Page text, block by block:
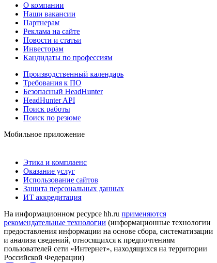
О компании
Наши вакансии
Партнерам
Реклама на сайте
Новости и статьи
Инвесторам
Кандидаты по профессиям
Производственный календарь
Требования к ПО
Безопасный HeadHunter
HeadHunter API
Поиск работы
Поиск по резюме
Мобильное приложение
Этика и комплаенс
Оказание услуг
Использование сайтов
Защита персональных данных
ИТ аккредитация
На информационном ресурсе hh.ru применяются
рекомендательные технологии (информационные технологии
предоставления информации на основе сбора, систематизации
и анализа сведений, относящихся к предпочтениям
пользователей сети «Интернет», находящихся на территории
Российской Федерации)